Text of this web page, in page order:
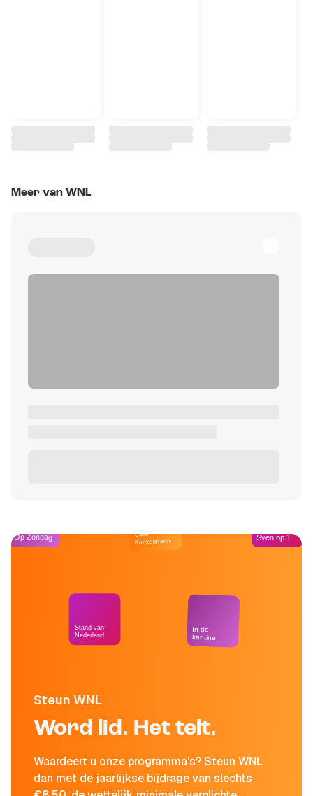
Meer van WNL
Steun WNL
Word lid. Het telt.
Waardeert u onze programma's? Steun WNL
dan met de jaarlijkse bijdrage van slechts
Op Zondag
Stand van
Nederland
Café
Kockelmann
In de
kantine
Sven op 1